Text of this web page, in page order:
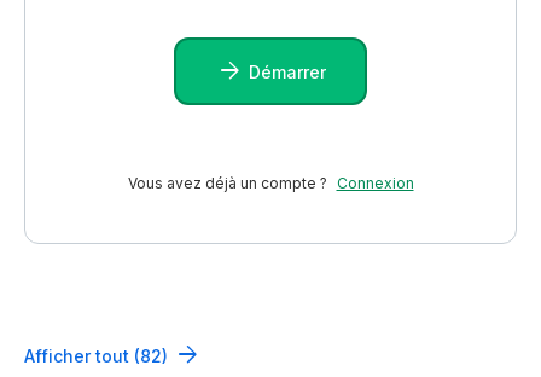
Démarrer
Vous avez déjà un compte ? Connexion
Afficher tout (82)